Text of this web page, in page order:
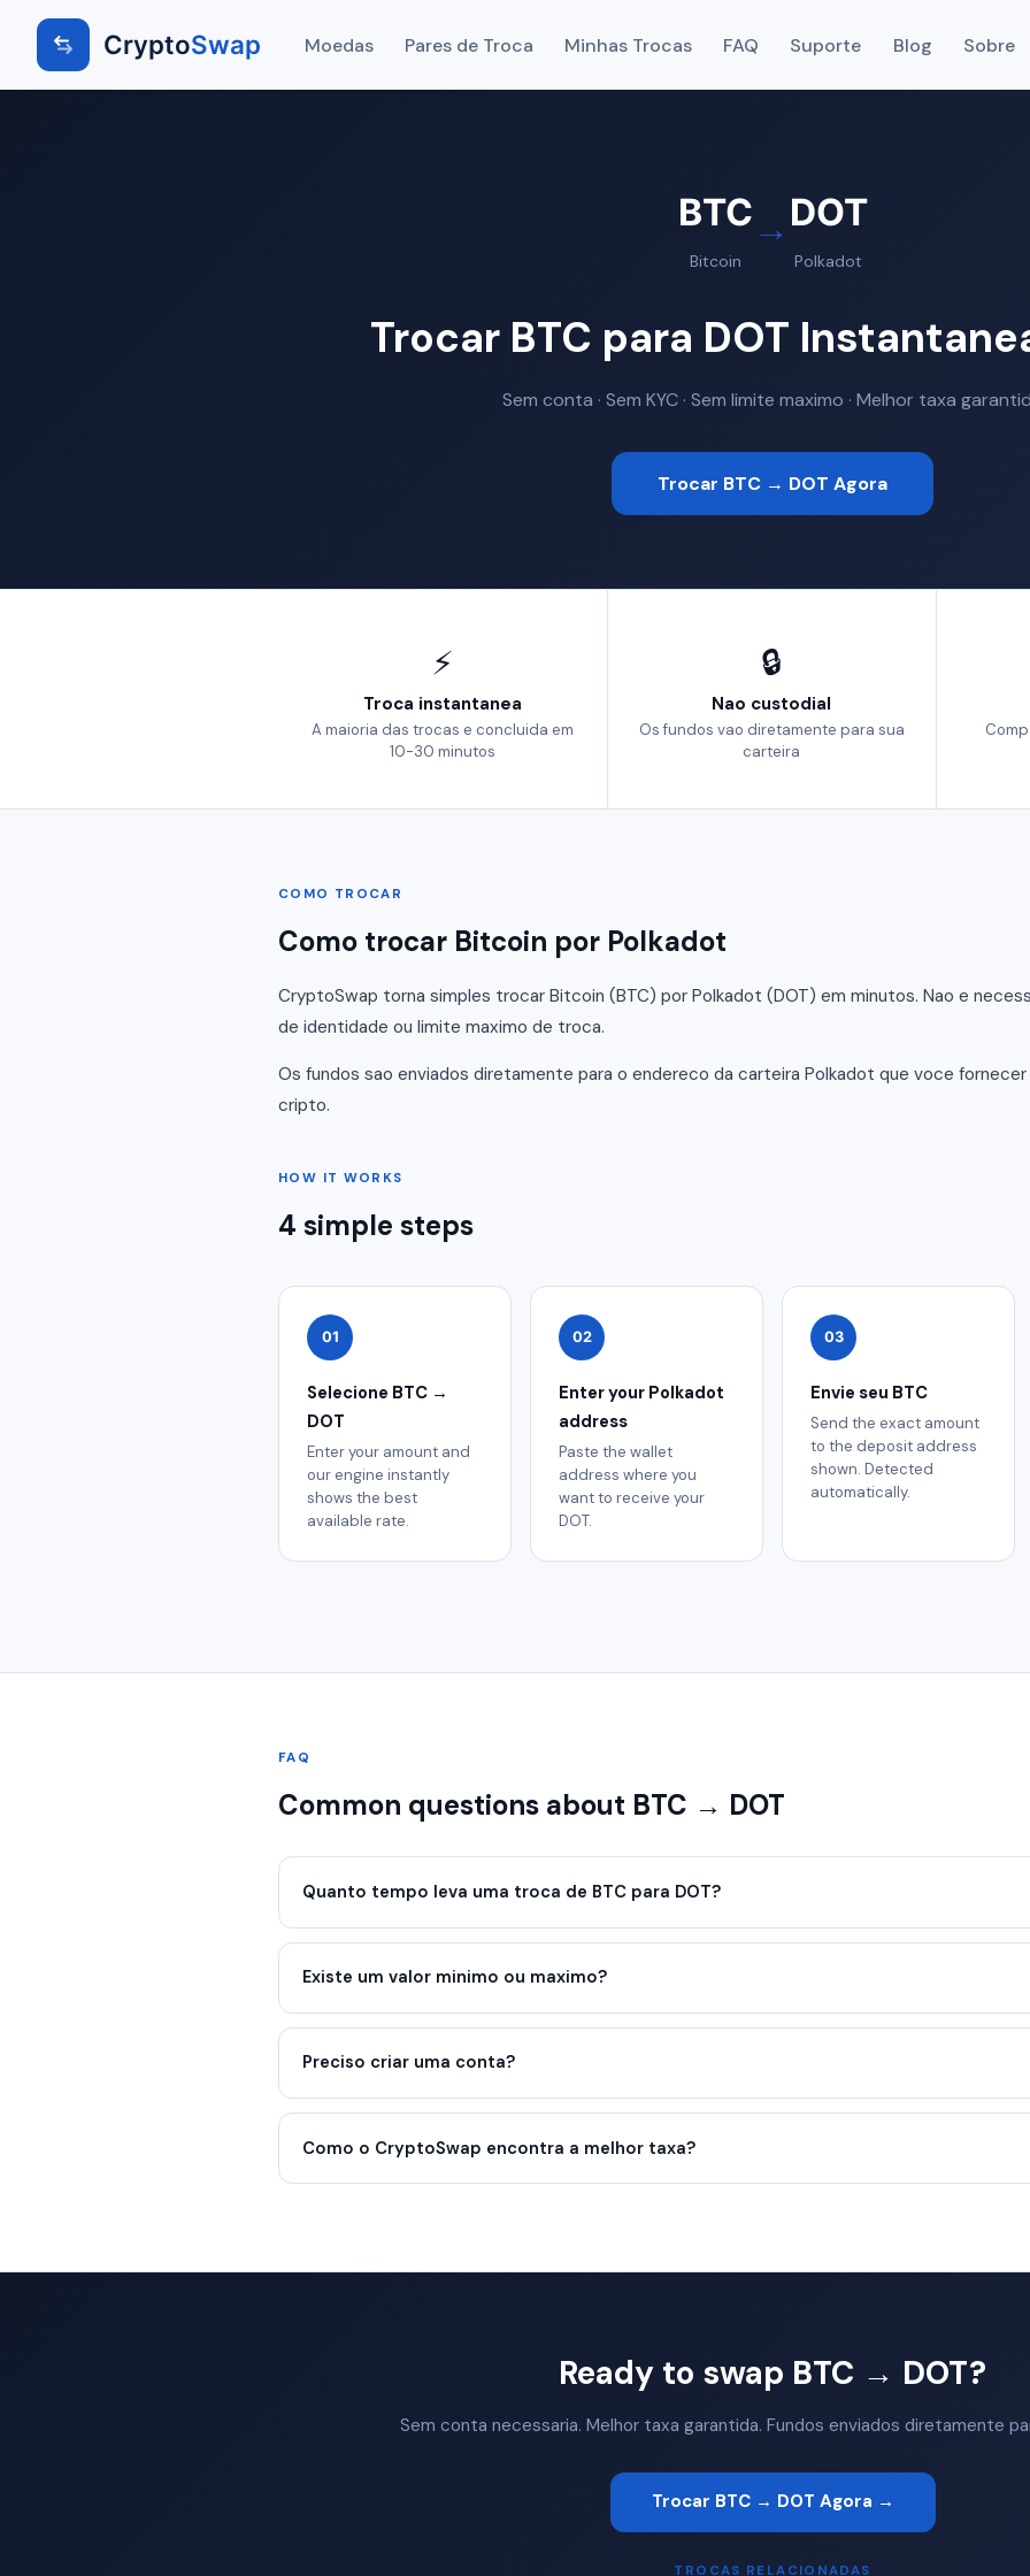
CryptoSwap Moedas Pares de Troca Minhas Trocas FAQ Suporte Blog Sobre
BTC
Bitcoin
→ DOT
Polkadot
Trocar BTC para DOT
Sem conta · Sem KYC · Sem limite maximo · Melhor taxa
Trocar BTC → DOT Agora
⚡
Troca instantanea
A maioria das trocas e concluida em
10-30 minutos
🔒
Nao custodial
Os fundos vao diretamente para sua
carteira
COMO TROCAR
Como trocar Bitcoin por Polkadot
CryptoSwap torna simples trocar Bitcoin (BTC) por Polkadot (DOT) em minutos. Nao e
de identidade ou limite maximo de troca.
Os fundos sao enviados diretamente para o endereco da carteira Polkadot que voce
cripto.
HOW IT WORKS
4 simple steps
01
Selecione BTC →
DOT
Enter your amount and
our engine instantly
shows the best
available rate.
02
Enter your Polkadot
address
Paste the wallet
address where you
want to receive your
DOT.
03
Envie seu BTC
Send the exact amount
to the deposit address
shown. Detected
automatically.
FAQ
Common questions about BTC → DOT
Quanto tempo leva uma troca de BTC para DOT?
Existe um valor minimo ou maximo?
Preciso criar uma conta?
Como o CryptoSwap encontra a melhor taxa?
Ready to swap BTC → DOT?
Sem conta necessaria. Melhor taxa garantida. Fundos enviados diretamente
Trocar BTC → DOT Agora →
TROCAS RELACIONADAS